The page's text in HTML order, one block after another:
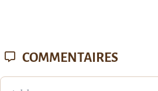
COMMENTAIRES